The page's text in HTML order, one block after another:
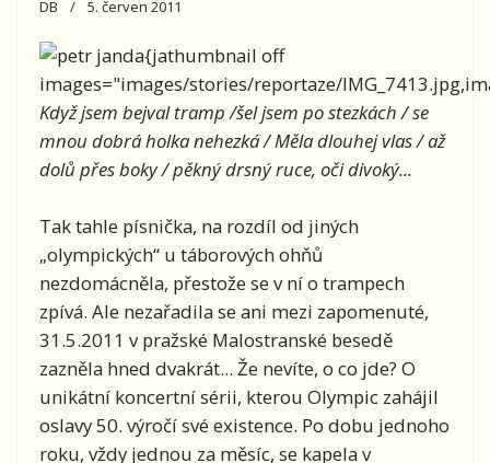
DB 5. červen 2011
{jathumbnail off
images="images/stories/reportaze/
Když jsem bejval tramp /šel jsem po stezkách / se
mnou dobrá holka nehezká / Měla dlouhej vlas / až
dolů přes boky / pěkný drsný ruce, oči divoký...
Tak tahle písnička, na rozdíl od jiných
„olympických“ u táborových ohňů
nezdomácněla, přestože se v ní o trampech
zpívá. Ale nezařadila se ani mezi zapomenuté,
31.5.2011 v pražské Malostranské besedě
zazněla hned dvakrát... Že nevíte, o co jde? O
unikátní koncertní sérii, kterou Olympic zahájil
oslavy 50. výročí své existence. Po dobu jednoho
roku, vždy jednou za měsíc, se kapela v